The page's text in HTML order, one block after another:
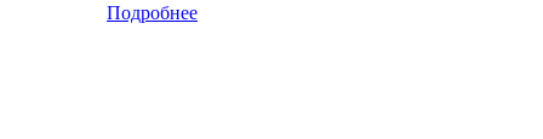
Подробнее